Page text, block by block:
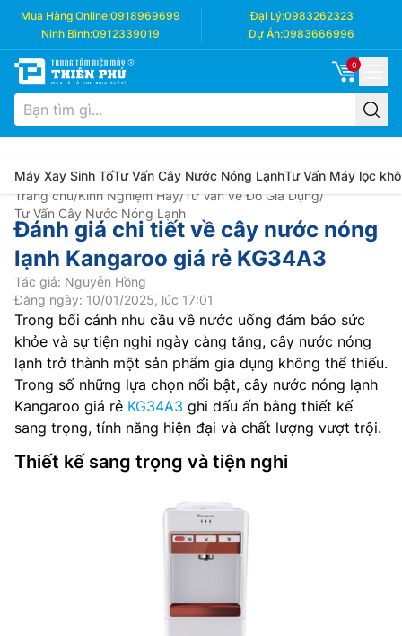
Mua Hàng Online:0918969699 Đại Lý:0983262323
Ninh Bình:0912339019 Dự Án:0983666996
0
Máy Xay Sinh TốTư Vấn Cây Nước Nóng LạnhTư Vấn Máy lọc
Trang chủ/Kinh Nghiệm Hay/Tư Vấn về Đồ Gia Dụng/
Tư Vấn Cây Nước Nóng Lạnh
Đánh giá chi tiết về cây nước nóng
lạnh Kangaroo giá rẻ KG34A3
Tác giả: Nguyễn Hồng
Đăng ngày: 10/01/2025, lúc 17:01
Trong bối cảnh nhu cầu về nước uống đảm bảo sức
khỏe và sự tiện nghi ngày càng tăng, cây nước nóng
lạnh trở thành một sản phẩm gia dụng không thể thiếu.
Trong số những lựa chọn nổi bật, cây nước nóng lạnh
Kangaroo giá rẻ KG34A3 ghi dấu ấn bằng thiết kế
sang trọng, tính năng hiện đại và chất lượng vượt trội.
Thiết kế sang trọng và tiện nghi